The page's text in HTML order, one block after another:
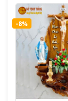
-8%